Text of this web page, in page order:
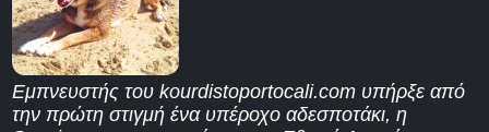
Εμπνευστής του kourdistoportocali.com υπήρξε από
την πρώτη στιγμή ένα υπέροχο αδεσποτάκι, η